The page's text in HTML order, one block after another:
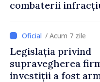
combaterii
/ Acum 7 zile
Legislația privind
supravegherea
investiții a fost